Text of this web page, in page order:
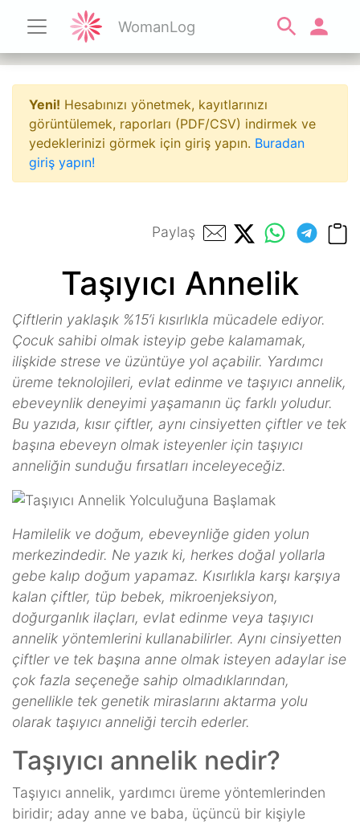
WomanLog
Yeni! Hesabınızı yönetmek, kayıtlarınızı
görüntülemek, raporları (PDF/CSV) indirmek ve
yedeklerinizi görmek için giriş yapın. Buradan
giriş yapın!
Paylaş
Taşıyıcı Annelik
Çiftlerin yaklaşık %15’i kısırlıkla mücadele ediyor.
Çocuk sahibi olmak isteyip gebe kalamamak,
ilişkide strese ve üzüntüye yol açabilir. Yardımcı
üreme teknolojileri, evlat edinme ve taşıyıcı annelik,
ebeveynlik deneyimi yaşamanın üç farklı yoludur.
Bu yazıda, kısır çiftler, aynı cinsiyetten çiftler ve tek
başına ebeveyn olmak isteyenler için taşıyıcı
anneliğin sunduğu fırsatları inceleyeceğiz.
Hamilelik ve doğum, ebeveynliğe giden yolun
merkezindedir. Ne yazık ki, herkes doğal yollarla
gebe kalıp doğum yapamaz. Kısırlıkla karşı karşıya
kalan çiftler, tüp bebek, mikroenjeksiyon,
doğurganlık ilaçları, evlat edinme veya taşıyıcı
annelik yöntemlerini kullanabilirler. Aynı cinsiyetten
çiftler ve tek başına anne olmak isteyen adaylar ise
çok fazla seçeneğe sahip olmadıklarından,
genellikle tek genetik miraslarını aktarma yolu
olarak taşıyıcı anneliği tercih ederler.
Taşıyıcı annelik nedir?
Taşıyıcı annelik, yardımcı üreme yöntemlerinden
biridir; aday anne ve baba, üçüncü bir kişiyle